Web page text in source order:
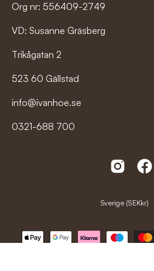
Org nr: 556409-2749
VD: Susanne Gräsberg
Trikågatan 2
523 60 Gällstad
info@ivanhoe.se
0321-688 700
Land
Sverige (SEKkr)